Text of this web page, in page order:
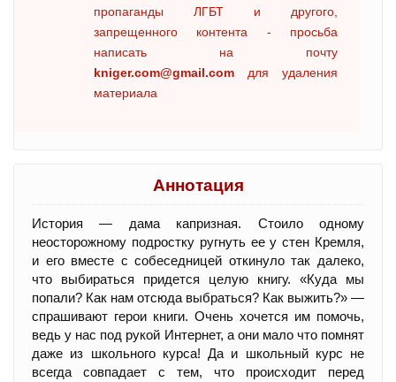
пропаганды ЛГБТ и другого,
запрещенного контента - просьба
написать на почту
kniger.com@gmail.com для удаления
материала
Аннотация
История — дама капризная. Стоило одному
неосторожному подростку ругнуть ее у стен Кремля,
и его вместе с собеседницей откинуло так далеко,
что выбираться придется целую книгу. «Куда мы
попали? Как нам отсюда выбраться? Как выжить?» —
спрашивают герои книги. Очень хочется им помочь,
ведь у нас под рукой Интернет, а они мало что помнят
даже из школьного курса! Да и школьный курс не
всегда совпадает с тем, что происходит перед